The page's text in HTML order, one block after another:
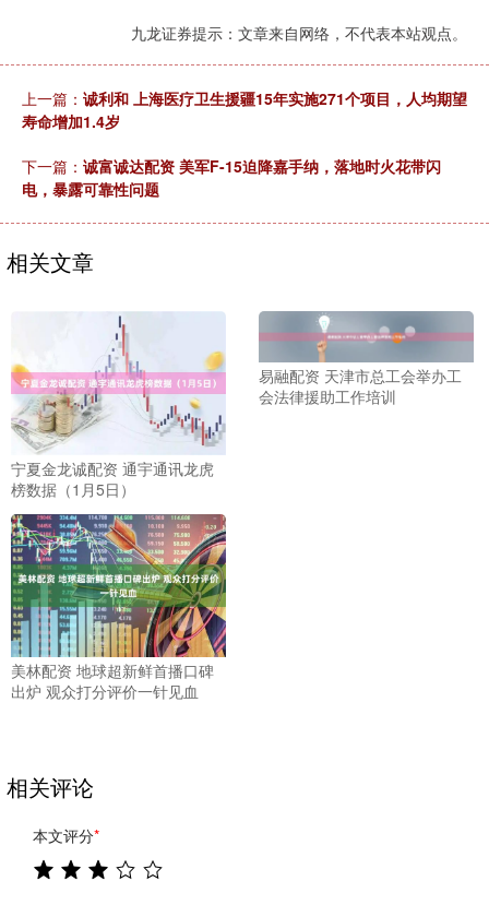
九龙证券提示：文章来自网络，不代表本站观点。
上一篇： 诚利和 上海医疗卫生援疆15年实施271个项目，人均期望
寿命增加1.4岁
下一篇： 诚富诚达配资 美军F-15迫降嘉手纳，落地时火花带闪
电，暴露可靠性问题
相关文章
宁夏金龙诚配资 通宇通讯龙虎
榜数据（1月5日）
易融配资 天津市总工会举办工
会法律援助工作培训
美林配资 地球超新鲜首播口碑
出炉 观众打分评价一针见血
相关评论
本文评分*